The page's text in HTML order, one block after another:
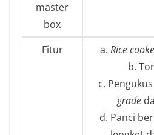
master
box
Fitur a. Rice
b.
c.
grade
d. Panci